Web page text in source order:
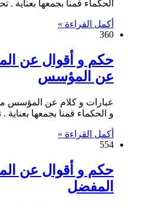
الحكماء قمنا بجمعها بعناية .
أكمل القراءة »
360
عن المؤسس
عبارات و كلام عن المؤسس
و الحكماء قمنا بجمعها بعناية
أكمل القراءة »
554
المفضل